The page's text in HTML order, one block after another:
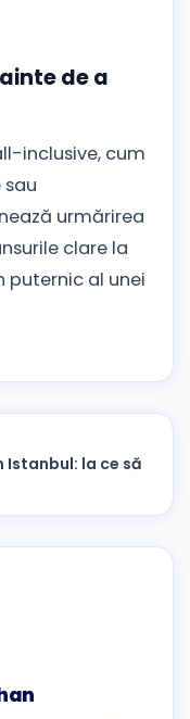
de a
inclusive, cum
urmărirea
clare la
puternic al unei
Istanbul: la ce să